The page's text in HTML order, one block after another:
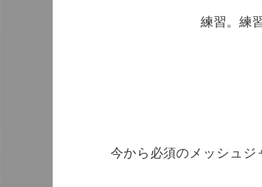
練習。練習
今から必須のメッシュジ